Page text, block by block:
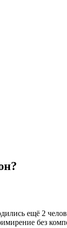
ещё 2
без